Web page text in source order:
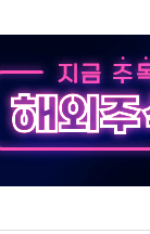
스'… 한미동맹 상징
약
사과…"재발 방지 모